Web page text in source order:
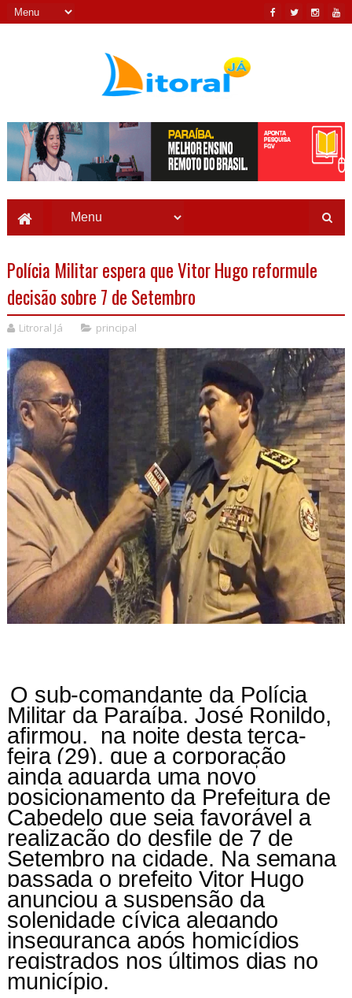
Polícia Militar espera que Vitor Hugo reformule
decisão sobre 7 de Setembro
Litroral Já principal
O sub-comandante da Polícia
Militar da Paraíba, José Ronildo,
afirmou, na noite desta terça-
feira (29), que a corporação
ainda aguarda uma novo
posicionamento da Prefeitura de
Cabedelo que seja favorável a
realização do desfile de 7 de
Setembro na cidade. Na semana
passada o prefeito Vitor Hugo
anunciou a suspensão da
solenidade cívica alegando
insegurança após homicídios
registrados nos últimos dias no
município.